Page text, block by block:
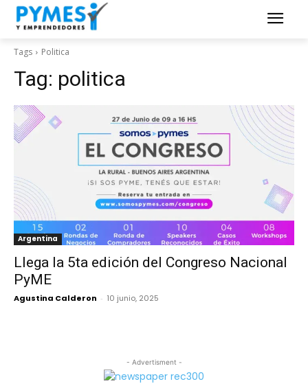
Tags Politica
Tag: politica
Argentina
Llega la 5ta edición del Congreso Nacional
PyME
Agustina Calderon - 10 junio, 2025
- Advertisment -